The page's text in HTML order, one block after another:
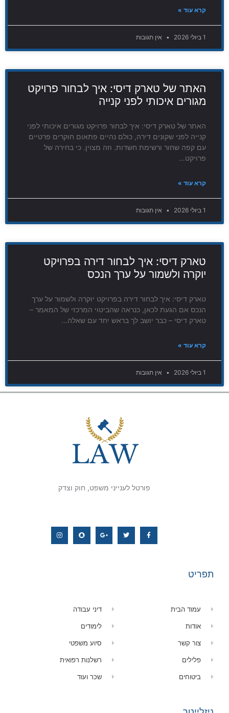
קרא עוד »
1 ביולי 2026 אין תגובות
האתר של טארק דיסי: איך לבחור פרויקט
מגורים איכותי לפני קנייה
האתר של טארק דיסי: איך לבחור פרויקט מגורים איכותי לפני
קנייה לפני שקונים דירה, כולם נהיים פתאום חוקרים פרטיים
עם קפה שחור ורשימת חשדות. וזה מצוין. כי בחירה של
פרויקט…
קרא עוד »
1 ביולי 2026 אין תגובות
טארק דיסי: איך לבחור דירה בפרויקט
יוקרה ולשמור על ערך הנכס
טארק דיסי: איך לבחור דירה בפרויקט יוקרה ולשמור על ערך
הנכס אם הגעת לכאן, כנראה שהביטוי המרכזי של המאמר –
טארק דיסי – כבר יושב לך בראש יחד עם שאלה…
קרא עוד »
1 ביולי 2026 אין תגובות
פורטל לענייני משפט, חוק וצדק
תפריט
עמוד הבית
אודות
צור קשר
פלילים
ביטוחים
דיני עבודה
לימודים
סיוע משפטי
רשלנות רפואית
שכר ועוד